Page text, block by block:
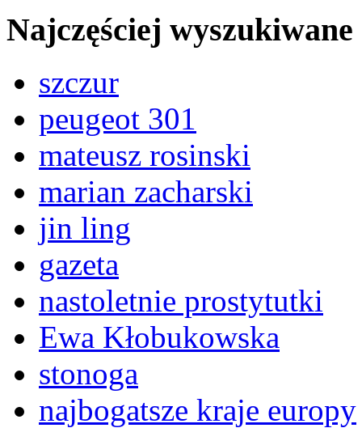
Najczęściej wyszukiwane
szczur
peugeot 301
mateusz rosinski
marian zacharski
jin ling
gazeta
nastoletnie prostytutki
Ewa Kłobukowska
stonoga
najbogatsze kraje europy